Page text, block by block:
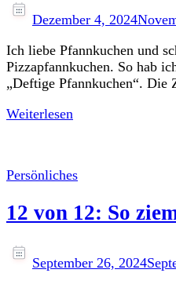
Dezember 4, 2024
Ich liebe Pfannkuchen und
Pizzapfannkuchen. So hab
„Deftige Pfannkuchen“.
Weiterlesen
Persönliches
12 von 12: So
September 26, 2024